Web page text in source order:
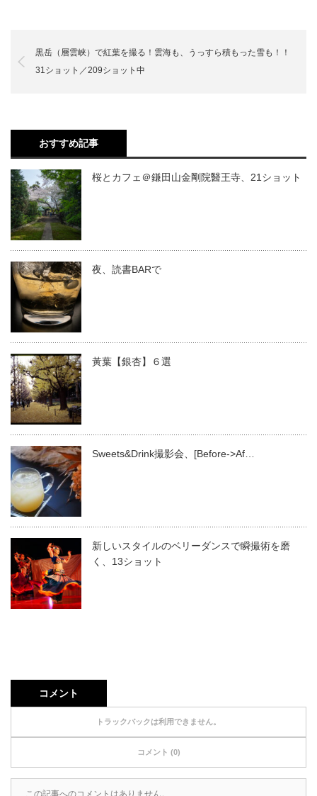
黒岳（層雲峡）で紅葉を撮る！雲海も、うっすら積もった雪も！！
31ショット／209ショット中
おすすめ記事
桜とカフェ＠鎌田山金剛院醫王寺、21ショット
夜、読書BARで
黃葉【銀杏】６選
Sweets&Drink撮影会、[Before->Af…
新しいスタイルのベリーダンスで瞬撮術を磨
く、13ショット
コメント
トラックバックは利用できません。
コメント (0)
この記事へのコメントはありません。